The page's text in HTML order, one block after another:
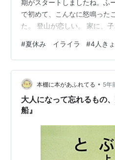
期がスタートしましたね。ふ
で初めて、こんなに怒鳴った
た。 登山が恋しい。 家に、
込まれるし、仕事は進まない
しまして…。 生理前のイライ
全く歯止めが効かず、自分が
ていた感覚…。 ご飯食べおわ
と、娘から「お母さん、怒っ
日は一日怒ってばっかりだっ
#夏休み イライラ #4人き
本棚に本があふれてる • 5年
大人になって忘れるもの
船』